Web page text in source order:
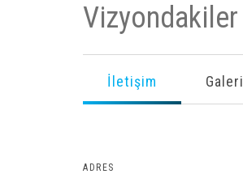
Vizyondakiler
İletişim Galeri
ADRES